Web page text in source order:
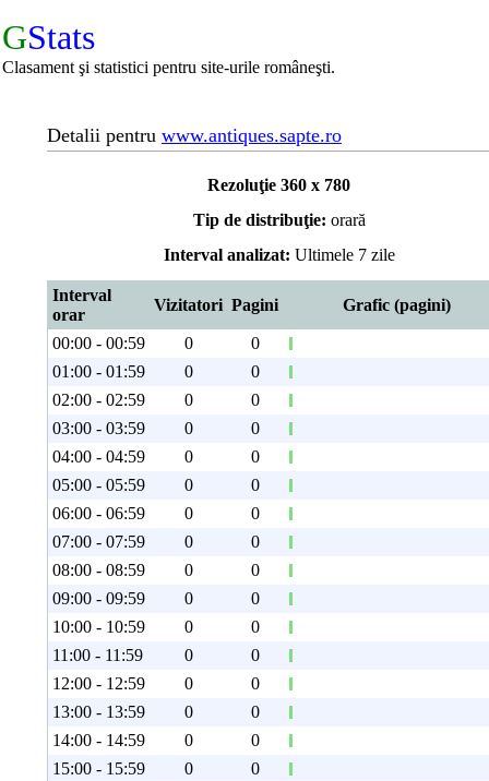
GStats
Clasament şi statistici pentru site-urile româneşti.
Detalii pentru www.antiques.sapte.ro
Rezoluţie 360 x 780
Tip de distribuţie: orară
Interval analizat: Ultimele 7 zile
Interval
orar
Vizitatori Pagini Grafic (pagini)
00:00 - 00:59 0
0
01:00 - 01:59
0
0
02:00 - 02:59
0
0
03:00 - 03:59
0
0
04:00 - 04:59
0
0
05:00 - 05:59
0
0
06:00 - 06:59
0
0
07:00 - 07:59
0
0
08:00 - 08:59
0
0
09:00 - 09:59
0
0
10:00 - 10:59
0
0
11:00 - 11:59
0
0
12:00 - 12:59
0
0
13:00 - 13:59
0
0
14:00 - 14:59
0
0
15:00 - 15:59
0
0